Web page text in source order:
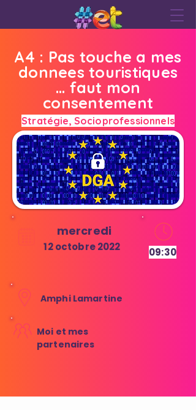
A4 : Pas touche a mes
donnees touristiques
... faut mon
consentement
Stratégie, Socioprofessionnels
mercredi
12 octobre 2022 09:30
Amphi Lamartine
Moi et mes
partenaires